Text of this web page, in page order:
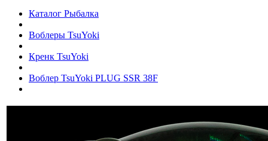
Каталог Рыбалка
Воблеры TsuYoki
Кренк TsuYoki
Воблер TsuYoki PLUG SSR 38F